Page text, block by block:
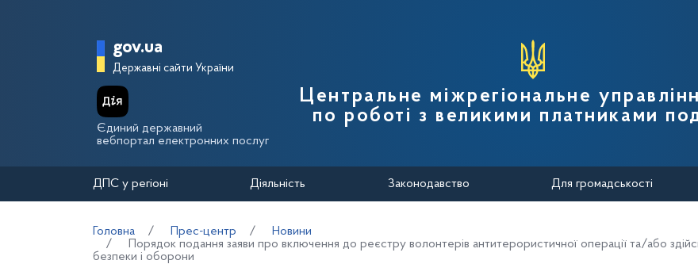
Головна сторінка Державної податкової служби України
gov.ua
Державні сайти України
Єдиний державний
вебпортал електронних послуг
Центральне міжрегіональне
по роботі з великими платниками
ДПС у регіоні Діяльність Законодавство Для громадськості
Головна Прес-центр
Новини
Порядок подання заяви про включення до реєстру волонтерів антитерористичної операції та/або
безпеки і оборони